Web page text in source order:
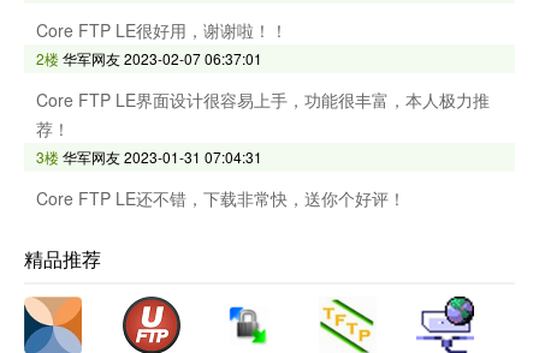
Core FTP LE很好用，谢谢啦！！
2楼华军网友2023-02-07 06:37:01
Core FTP LE界面设计很容易上手，功能很丰富，本人极力推
荐！
3楼华军网友2023-01-31 07:04:31
Core FTP LE还不错，下载非常快，送你个好评！
精品推荐